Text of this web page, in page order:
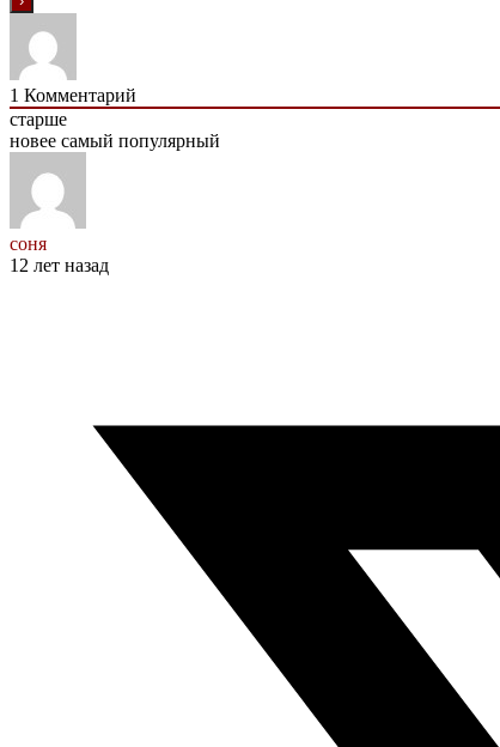
1 Комментарий
старше
новее самый популярный
соня
12 лет назад